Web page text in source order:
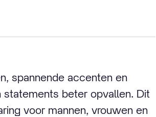
spannende accenten en
beter opvallen. Dit
voor mannen, vrouwen en